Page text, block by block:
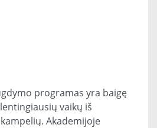
programas yra baigę
vaikų iš
Akademijoje